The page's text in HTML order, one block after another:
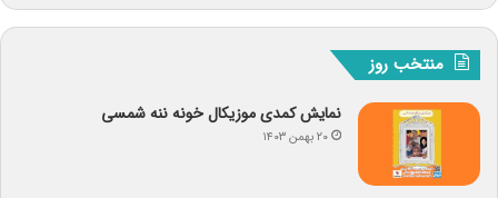
منتخب روز
نمایش کمدی موزیکال خونه ننه شمسی
۲۰ بهمن ۱۴۰۳